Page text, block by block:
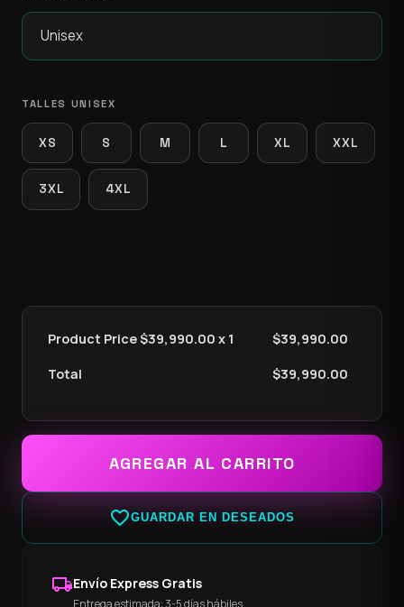
TALLES UNISEX
XS S M L XL XXL
3XL 4XL
Product Price $39,990.00 x 1 $39,990.00
Total $39,990.00
AGREGAR AL CARRITO
favorite_borderGUARDAR EN DESEADOS
local_shippingEnvío Express Gratis
Entrega estimada: 3-5 días hábiles.